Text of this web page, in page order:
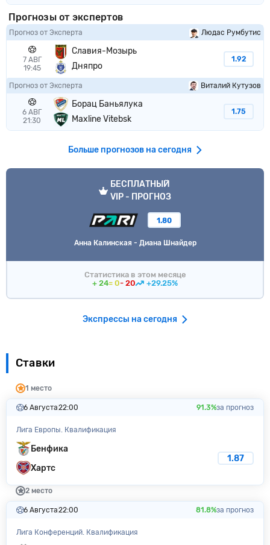
Прогнозы от экспертов
Прогноз от Эксперта Людас Румбутис
7 АВГ
19:45
Славия-Мозырь
Дняпро
1.92
Прогноз от Эксперта Виталий Кутузов
6 АВГ
21:30
Борац Баньялука
Maxline Vitebsk
1.75
Больше прогнозов на сегодня
VIP прогноз
БЕСПЛАТНЫЙ
VIP - ПРОГНОЗ
1.80
Анна Калинская - Диана Шнайдер
Статистика в этом месяце
+ 24= 0- 20 +29.25%
Экспрессы на сегодня
Ставки
1 место
6 Августа22:00 91.3%за прогноз
Лига Европы. Квалификация
Бенфика
Хартс
1.87
2 место
6 Августа22:00 81.8%за прогноз
Лига Конференций. Квалификация